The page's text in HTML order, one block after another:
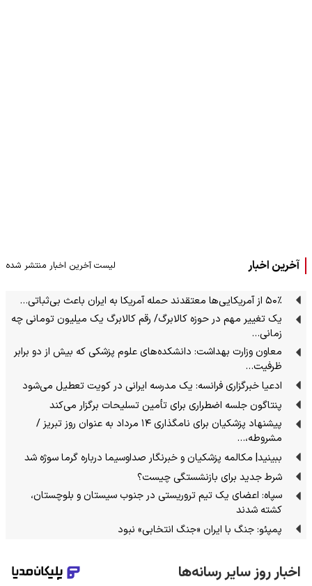
آخرین اخبار لیست آخرین اخبار منتشر شده
۵۰٪ از آمریکایی‌ها معتقدند حمله آمریکا به ایران باعث بی‌ثباتی…
یک تغییر مهم در حوزه کالابرگ/ رقم کالابرگ یک میلیون تومانی چه
زمانی…
معاون وزارت بهداشت: دانشکده‌های علوم پزشکی که بیش از دو برابر
ظرفیت…
ادعیا خبرگزاری فرانسه: یک مدرسه ایرانی در کویت تعطیل می‌شود
پنتاگون جلسه اضطراری برای تأمین تسلیحات برگزار می‌کند
پیشنهاد پزشکیان برای نامگذاری ۱۴ مرداد به عنوان روز تبریز /
مشروطه،…
ببینید| مکالمه پزشکیان و خبرنگار صداوسیما درباره گرما سوژه شد
شرط جدید برای بازنشستگی چیست؟
سپاه: اعضای یک تیم تروریستی در جنوب سیستان و بلوچستان،
کشته شدند
پمپئو: جنگ با ایران «جنگ انتخابی» نبود